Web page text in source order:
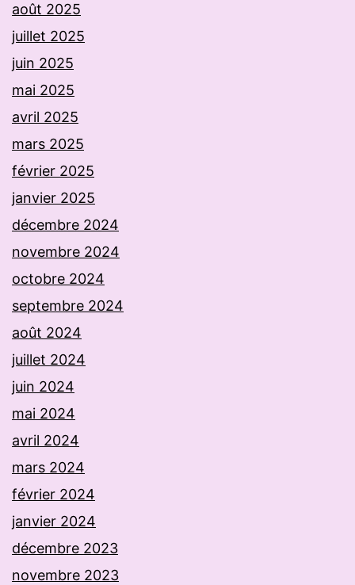
août 2025
juillet 2025
juin 2025
mai 2025
avril 2025
mars 2025
février 2025
janvier 2025
décembre 2024
novembre 2024
octobre 2024
septembre 2024
août 2024
juillet 2024
juin 2024
mai 2024
avril 2024
mars 2024
février 2024
janvier 2024
décembre 2023
novembre 2023